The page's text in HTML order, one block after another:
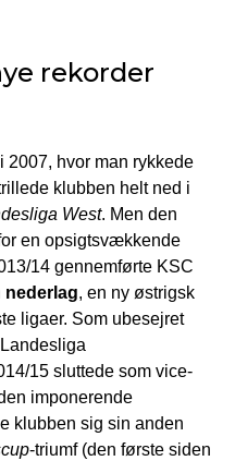
rekorder
2007, hvor man rykkede
klubben helt ned i
West. Men den
en opsigtsvækkende
14 gennemførte KSC
nederlag, en ny østrigsk
ligaer. Som ubesejret
15 sluttede som vice-
imponerende
klubben sig sin anden
-triumf (den første siden